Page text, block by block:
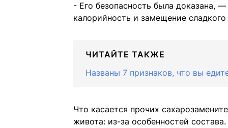
- Его безопасность была доказана,
калорийность и замещение сладкого
ЧИТАЙТЕ ТАКЖЕ
Названы 7 признаков, что вы
Что касается прочих
живота: из-за особенностей